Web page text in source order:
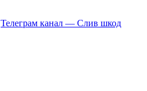
Телеграм канал — Слив шкод